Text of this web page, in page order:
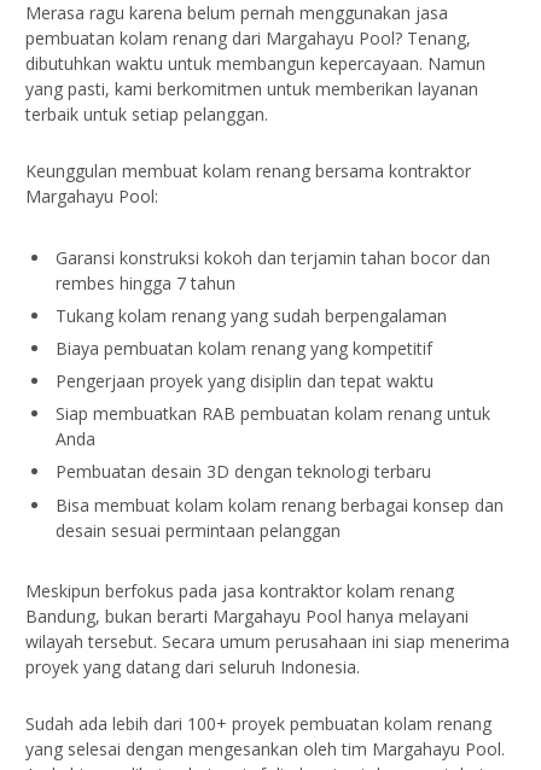
Merasa ragu karena belum pernah menggunakan jasa
pembuatan kolam renang dari Margahayu Pool? Tenang,
dibutuhkan waktu untuk membangun kepercayaan. Namun
yang pasti, kami berkomitmen untuk memberikan layanan
terbaik untuk setiap pelanggan.
Keunggulan membuat kolam renang bersama kontraktor
Margahayu Pool:
Garansi konstruksi kokoh dan terjamin tahan bocor dan
rembes hingga 7 tahun
Tukang kolam renang yang sudah berpengalaman
Biaya pembuatan kolam renang yang kompetitif
Pengerjaan proyek yang disiplin dan tepat waktu
Siap membuatkan RAB pembuatan kolam renang untuk
Anda
Pembuatan desain 3D dengan teknologi terbaru
Bisa membuat kolam kolam renang berbagai konsep dan
desain sesuai permintaan pelanggan
Meskipun berfokus pada jasa kontraktor kolam renang
Bandung, bukan berarti Margahayu Pool hanya melayani
wilayah tersebut. Secara umum perusahaan ini siap menerima
proyek yang datang dari seluruh Indonesia.
Sudah ada lebih dari 100+ proyek pembuatan kolam renang
yang selesai dengan mengesankan oleh tim Margahayu Pool.